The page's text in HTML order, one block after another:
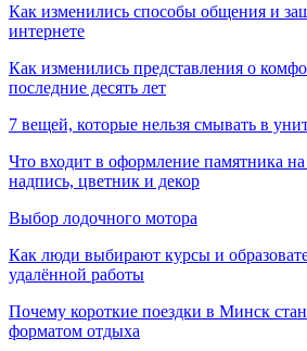
Как изменились способы общения и
интернете
Как изменились представления о
последние десять лет
7 вещей, которые нельзя смывать в
Что входит в оформление памятника
надпись, цветник и декор
Выбор лодочного мотора
Как люди выбирают курсы и
удалённой работы
Почему короткие поездки в Минск
форматом отдыха